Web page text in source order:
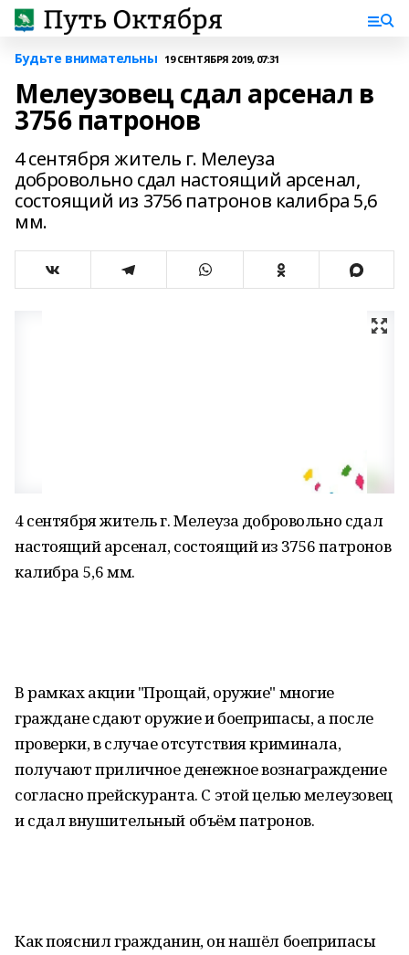
Будьте внимательны 19 СЕНТЯБРЯ 2019, 07:31
Мелеузовец сдал арсенал в
3756 патронов
4 сентября житель г. Мелеуза
добровольно сдал настоящий арсенал,
состоящий из 3756 патронов калибра 5,6
мм.
4 сентября житель г. Мелеуза добровольно сдал
настоящий арсенал, состоящий из 3756 патронов
калибра 5,6 мм.
В рамках акции "Прощай, оружие" многие
граждане сдают оружие и боеприпасы, а после
проверки, в случае отсутствия криминала,
получают приличное денежное вознаграждение
согласно прейскуранта. С этой целью мелеузовец
и сдал внушительный объём патронов.
Как пояснил гражданин, он нашёл боеприпасы